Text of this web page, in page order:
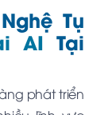
Tụ
AITại
phát triển